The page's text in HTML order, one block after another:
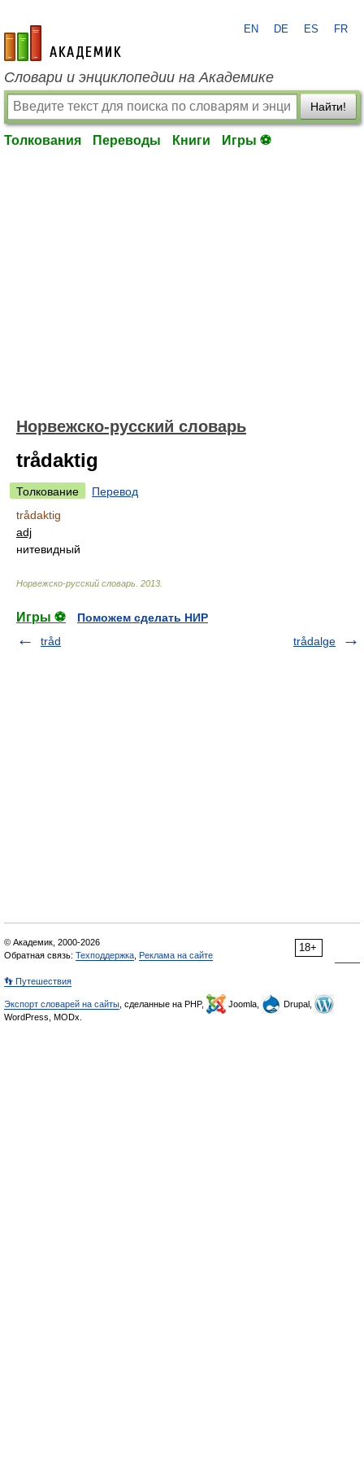
academic.ru
EN DE ES FR
Словари и энциклопедии на Академике
Найти!
Толкования Переводы Книги Игры ⚽
Норвежско-русский словарь
trådaktig
Толкование
Перевод
trådaktig
adj
нитевидный
Норвежско-русский словарь 2013
Игры ⚽
Поможем сделать НИР
tråd
trådalge
18+
© Академик, 2000-2026
Обратная связь: Техподдержка Реклама на сайте
👣 Путешествия
Экспорт словарей на сайты , сделанные на PHP, Joomla,
Drupal,
WordPress, MODx.